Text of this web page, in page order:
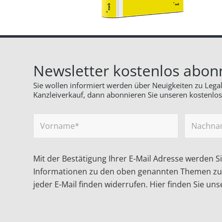
Newsletter kostenlos
Sie wollen informiert werden über Neuigkeiten zu
Kanzleiverkauf, dann abonnieren Sie unseren
Mit der Bestätigung Ihrer E-Mail Adresse werden
Informationen zu den oben genannten Themen
jeder E-Mail finden widerrufen. Hier finden Sie